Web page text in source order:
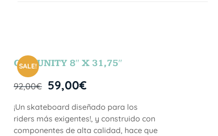
SALE!
COMUNITY 8″ X 31,75″
92,00€ 59,00€
¡Un skateboard diseñado para los
riders más exigentes!, y construido con
componentes de alta calidad, hace que